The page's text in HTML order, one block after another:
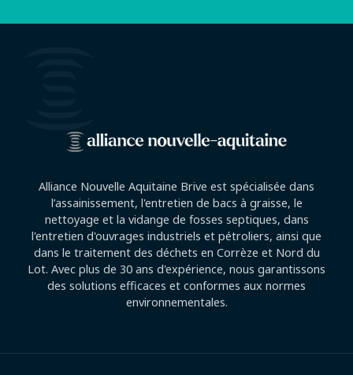
Alliance Nouvelle Aquitaine Brive est spécialisée dans
l’assainissement, l'entretien de bacs à graisse, le
nettoyage et la vidange de fosses septiques, dans
l'entretien d'ouvrages industriels et pétroliers, ainsi que
dans le traitement des déchets en Corrèze et Nord du
Lot. Avec plus de 30 ans d'expérience, nous garantissons
des solutions efficaces et conformes aux normes
environnementales.